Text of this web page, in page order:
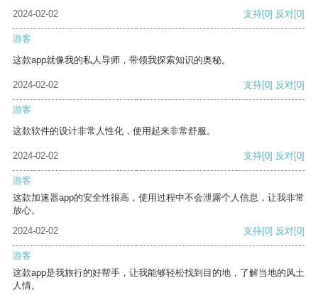
2024-02-02
支持[0] 反对[0]
游客
这款app就像我的私人导师，带领我探索知识的奥秘。
2024-02-02 支持[0] 反对[0]
游客
这款软件的设计非常人性化，使用起来非常舒服。
2024-02-02 支持[0] 反对[0]
游客
这款加速器app的安全性很高，使用过程中不会泄露个人信息，让我非常
放心。
2024-02-02
支持[0] 反对[0]
游客
这款app是我旅行的好帮手，让我能够轻松找到目的地，了解当地的风土
人情。